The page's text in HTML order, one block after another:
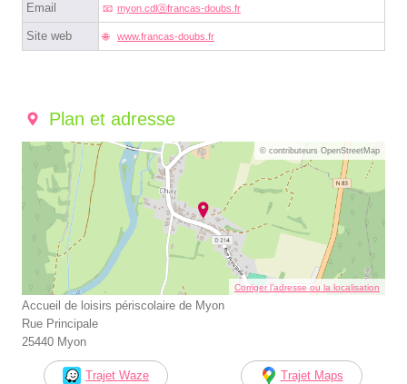
Email myon.cdlⓐfrancas-doubs.fr
Site web www.francas-doubs.fr
Plan et adresse
© contributeurs OpenStreetMap
Corriger l’adresse ou la localisation
Accueil de loisirs périscolaire de Myon
Rue Principale
25440 Myon
Trajet Waze Trajet Maps